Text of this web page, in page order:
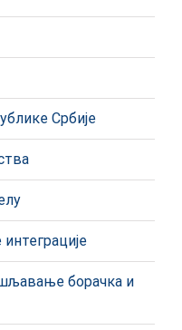
Србије
борачка и